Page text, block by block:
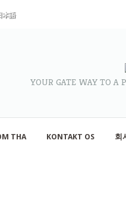
本語
YOUR GATE WAY TO A
THA KONTAKT OS 회